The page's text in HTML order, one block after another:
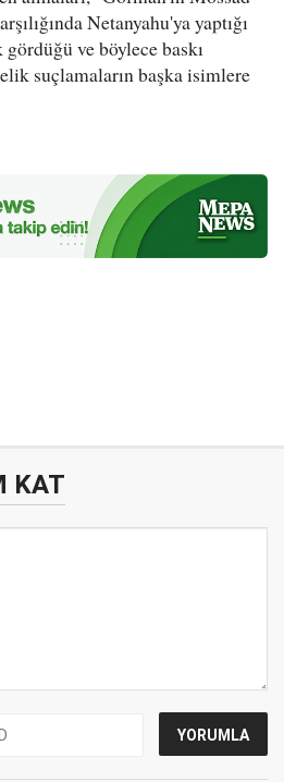
Netanyahu'ya yaptığı
ve böylece baskı
suçlamaların başka isimlere
KAT